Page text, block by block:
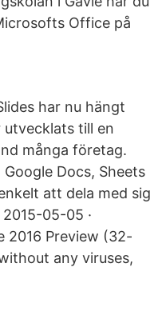
Office på
har nu hängt
utvecklats till en
många företag.
Docs, Sheets
att dela med sig
05-05 ·
2016 Preview (32-
any viruses,